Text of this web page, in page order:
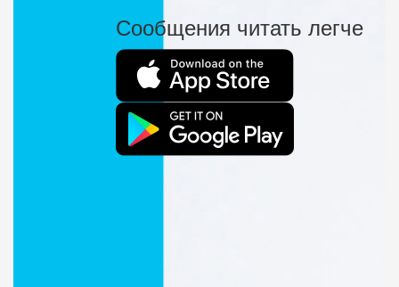
Сообщения читать легче